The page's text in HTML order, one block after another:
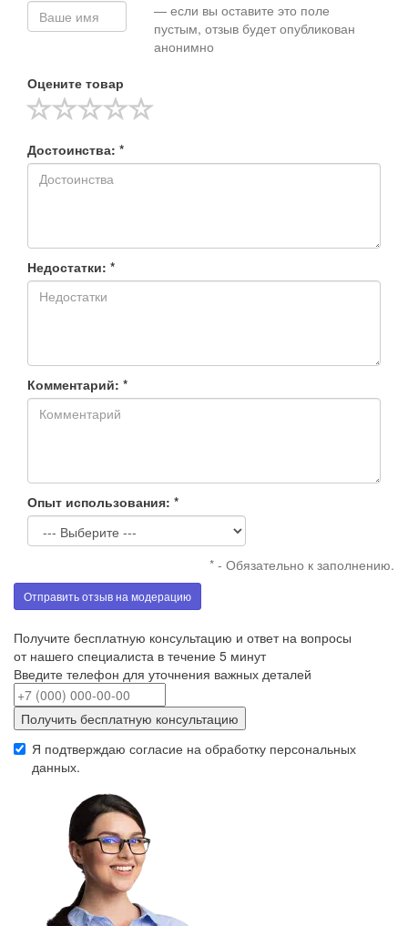
— если вы оставите это поле
пустым, отзыв будет опубликован
анонимно
Оцените товар
Достоинства: *
Недостатки: *
Комментарий: *
Опыт использования: *
* - Обязательно к заполнению.
Отправить отзыв на модерацию
Получите бесплатную консультацию и ответ на вопросы
от нашего специалиста в течение 5 минут
Введите телефон для уточнения важных деталей
Получить бесплатную консультацию
Я подтверждаю согласие на обработку персональных
данных.